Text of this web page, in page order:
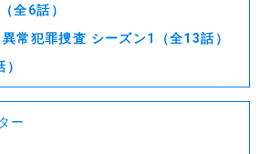
全6話）
常犯罪捜査 シーズン1（全13話）
ー